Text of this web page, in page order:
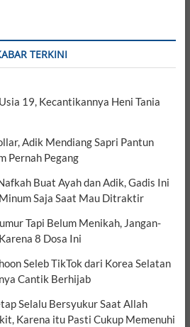
TERKINI
19, Kecantikannya Heni Tania
Adik Mendiang Sapri Pantun
Pernah Pegang
Buat Ayah dan Adik, Gadis Ini
Saja Saat Mau Ditraktir
Tapi Belum Menikah, Jangan-
8 Dosa Ini
Seleb TikTok dari Korea Selatan
Cantik Berhijab
Selalu Bersyukur Saat Allah
Karena itu Pasti Cukup Memenuhi